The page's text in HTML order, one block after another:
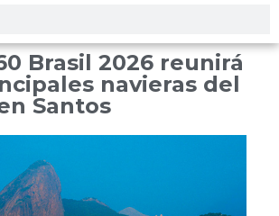
Brasil 2026 reunirá
navieras del
Santos